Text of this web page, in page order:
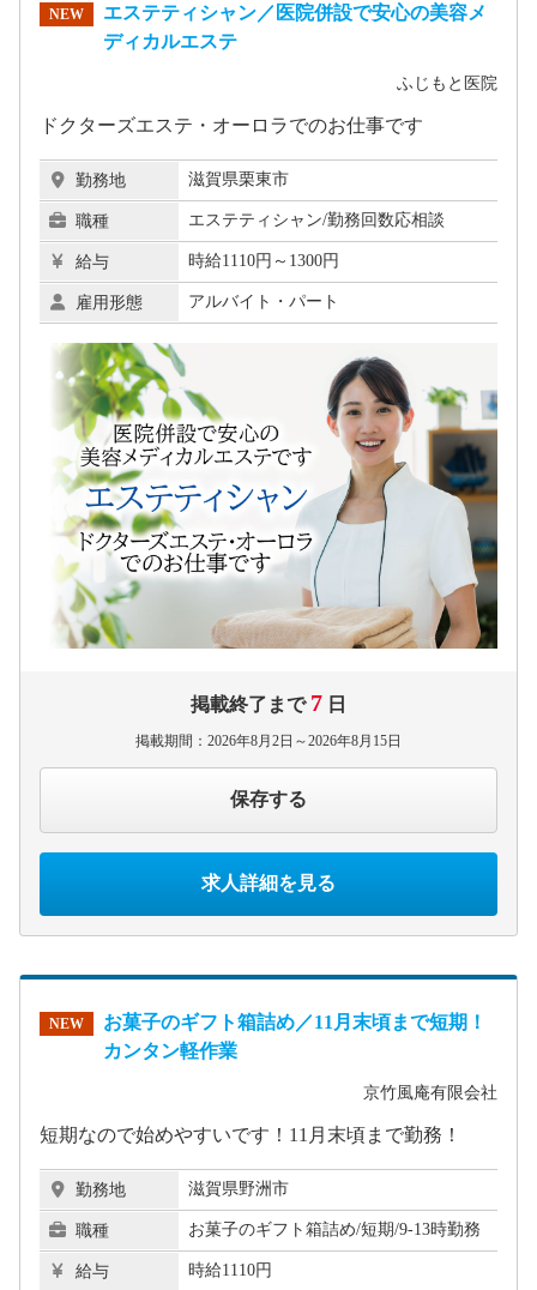
NEW
エステティシャン／医院併設で安心の美容メ
ディカルエステ
ふじもと医院
ドクターズエステ・オーロラでのお仕事です
勤務地 滋賀県栗東市
職種 エステティシャン/勤務回数応相談
給与 時給1110円～1300円
雇用形態 アルバイト・パート
掲載終了まで 7 日
掲載期間：2026年8月2日～2026年8月15日
保存する
求人詳細を見る
NEW
お菓子のギフト箱詰め／11月末頃まで短期！
カンタン軽作業
京竹風庵有限会社
短期なので始めやすいです！11月末頃まで勤務！
勤務地 滋賀県野洲市
職種 お菓子のギフト箱詰め/短期/9-13時勤務
給与 時給1110円